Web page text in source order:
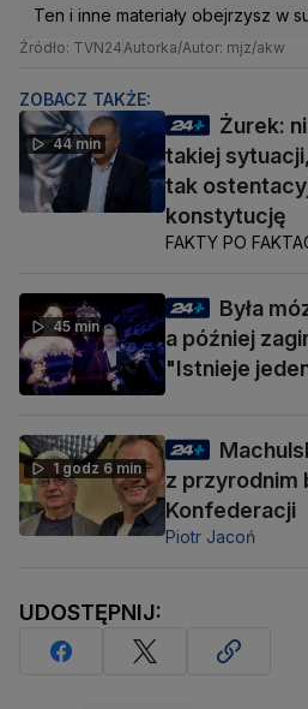
Ten i inne materiały obejrzysz w
Źródło: TVN24Autorka/Autor: mjz/akw
ZOBACZ TAKŻE:
44 min
Żurek:
takiej
tak
konstytucję
FAKTY PO
45 min
Była
a później
"Istnieje
1 godz 6 min
z przyrodnim
Konfederacji
Piotr Jacoń
UDOSTĘPNIJ: